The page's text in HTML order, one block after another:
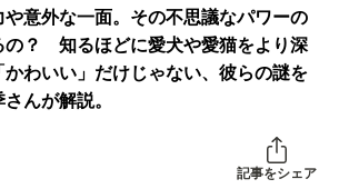
意外な一面。その不思議なパワーの
の？ 知るほどに愛犬や愛猫をより深
かわいい」だけじゃない、彼らの謎を
んが解説。
記事をシェア